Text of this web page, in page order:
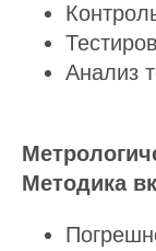
Анализ
Методика